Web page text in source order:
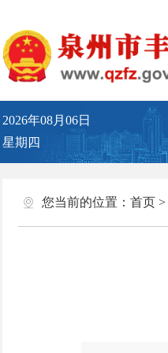
2026年08月06日
星期四
您当前的位置： 首页>